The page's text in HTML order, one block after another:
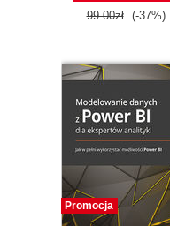
99.00zł (-37%)
Promocja